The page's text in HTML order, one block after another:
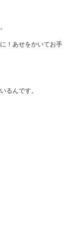
！あせをかいてお手
るんです。